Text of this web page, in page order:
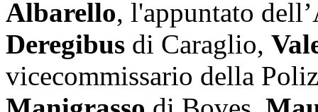
Albarello, l'appuntato
Deregibus di Caraglio,
vicecommissario della